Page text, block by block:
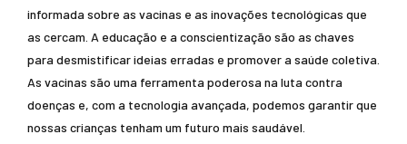
informada sobre as vacinas e as inovações tecnológicas que
as cercam. A educação e a conscientização são as chaves
para desmistificar ideias erradas e promover a saúde coletiva.
As vacinas são uma ferramenta poderosa na luta contra
doenças e, com a tecnologia avançada, podemos garantir que
nossas crianças tenham um futuro mais saudável.